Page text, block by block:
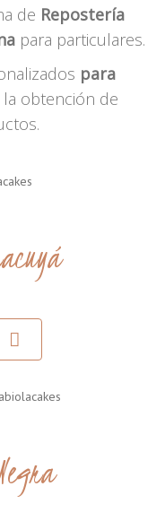
de Repostería
para particulares.
para
obtención de